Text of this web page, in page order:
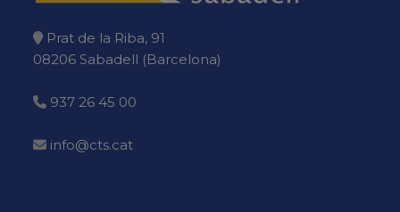
Prat de la Riba, 91
08206 Sabadell (Barcelona)
937 26 45 00
info@cts.cat